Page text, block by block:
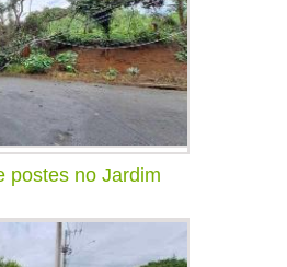
postes no Jardim